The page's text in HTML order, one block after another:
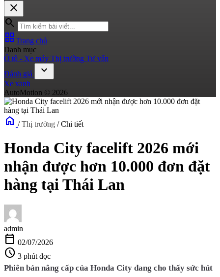
close
search
grid_viewTrang chủ
Danh mục
Ô tô - Xe máy Thị trường Tư vấn
Đánh giá
expand_more
Xe xanh
AutoMotion © 2026
home / Thị trường / Chi tiết
Honda City facelift 2026 mới
nhận được hơn 10.000 đơn đặt
hàng tại Thái Lan
admin
calendar_today 02/07/2026
schedule 3 phút đọc
Phiên bản nâng cấp của Honda City đang cho thấy sức hút